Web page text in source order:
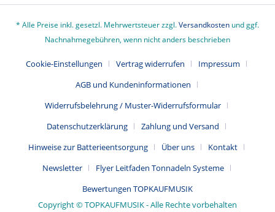
* Alle Preise inkl. gesetzl. Mehrwertsteuer zzgl.Versandkosten und ggf.
Nachnahmegebühren, wenn nicht anders beschrieben
Cookie-Einstellungen Vertrag widerrufen
Impressum
AGB und Kundeninformationen
Widerrufsbelehrung / Muster-Widerrufsformular
Datenschutzerklärung
Zahlung und Versand
Hinweise zur Batterieentsorgung
Über uns
Kontakt
Newsletter
Flyer Leitfaden Tonnadeln Systeme
Bewertungen TOPKAUFMUSIK
Copyright © TOPKAUFMUSIK - Alle Rechte vorbehalten